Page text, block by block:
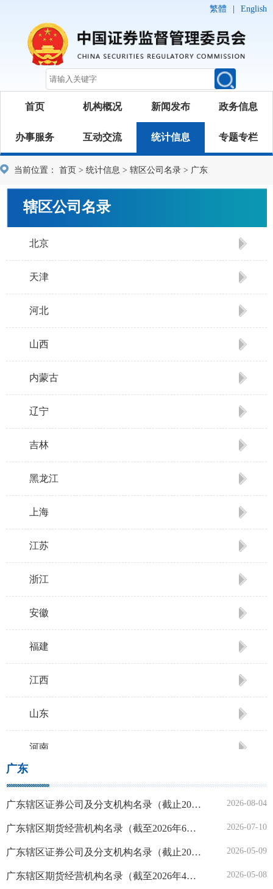
繁體 English
首页 机构概况 新闻发布 政务信息
办事服务 互动交流 统计信息 专题专栏
当前位置： 首页 > 统计信息 > 辖区公司名录 > 广东
辖区公司名录
北京
天津
河北
山西
内蒙古
辽宁
吉林
黑龙江
上海
江苏
浙江
安徽
福建
江西
山东
河南
广东
广西
广东
广东辖区证券公司及分支机构名录（截止2026年6月30日） 2026-08-04
广东辖区期货经营机构名录（截至2026年6月30日) 2026-07-10
广东辖区证券公司及分支机构名录（截止2026年3月31日) 2026-05-09
广东辖区期货经营机构名录（截至2026年4月30日) 2026-05-08